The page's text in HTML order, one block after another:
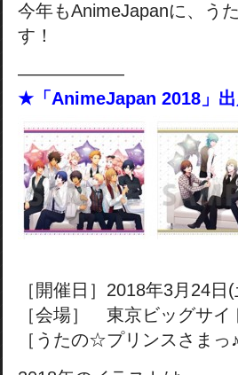
今年もAnimeJapanに、う
す！
――――――
★「AnimeJapan 2018」出
［開催日］2018年3月24日
［会場］ 東京ビッグサイ
［うたの☆プリンスさまっ